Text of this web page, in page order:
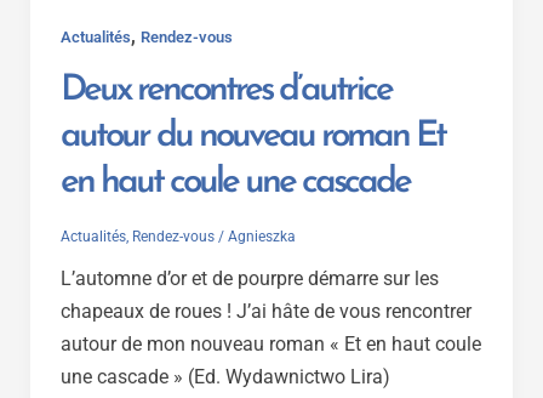
Actualités, Rendez-vous
Deux rencontres d’autrice
autour du nouveau roman Et
en haut coule une cascade
Actualités, Rendez-vous/ Agnieszka
L’automne d’or et de pourpre démarre sur les
chapeaux de roues ! J’ai hâte de vous rencontrer
autour de mon nouveau roman « Et en haut coule
une cascade » (Ed. Wydawnictwo Lira)